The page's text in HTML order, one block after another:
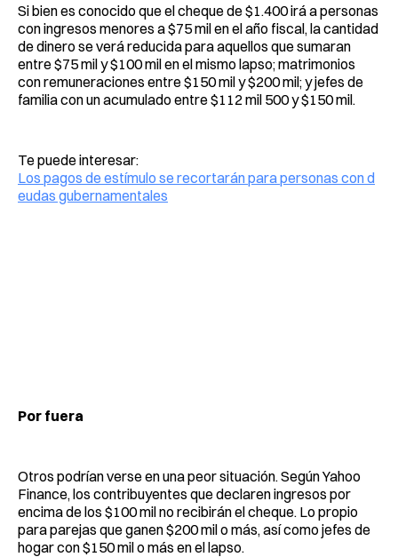
Si bien es conocido que el cheque de $1.400 irá a personas
con ingresos menores a $75 mil en el año fiscal, la cantidad
de dinero se verá reducida para aquellos que sumaran
entre $75 mil y $100 mil en el mismo lapso; matrimonios
con remuneraciones entre $150 mil y $200 mil; y jefes de
familia con un acumulado entre $112 mil 500 y $150 mil.
Te puede interesar:
Los pagos de estímulo se recortarán para personas con d
eudas gubernamentales
Por fuera
Otros podrían verse en una peor situación. Según Yahoo
Finance, los contribuyentes que declaren ingresos por
encima de los $100 mil no recibirán el cheque. Lo propio
para parejas que ganen $200 mil o más, así como jefes de
hogar con $150 mil o más en el lapso.